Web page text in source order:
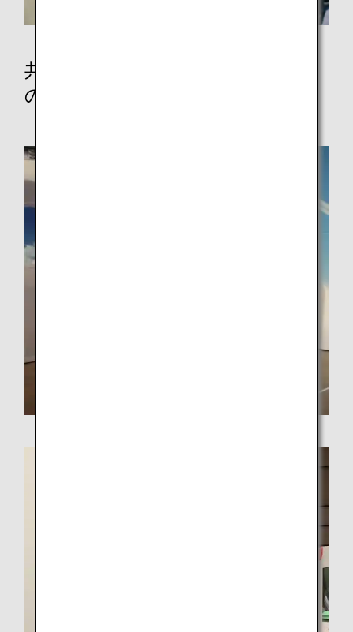
共生社会実現に向けたイベントへ
の参加